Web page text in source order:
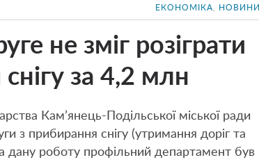
ЕКОНОМІКА НОВИНИ
не зміг розіграти
за 4,2 млн
Кам’янець-Подільської міської ради
з прибирання снігу (утримання доріг та
дану роботу профільний департамент був